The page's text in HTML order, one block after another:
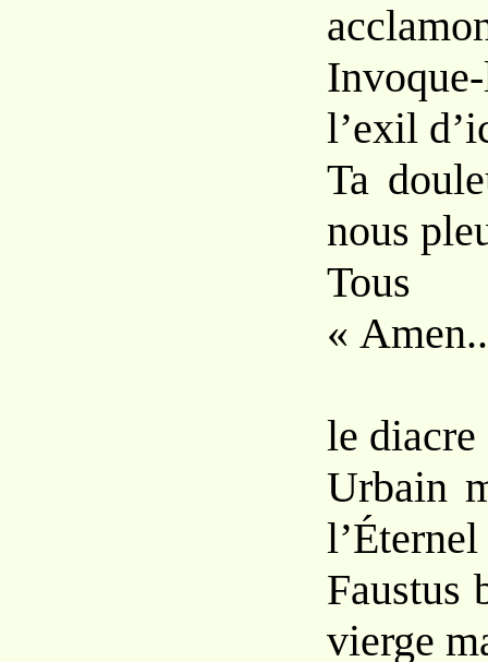
l’exil
Ta
nous
Tous
«
le
Urbain
Faustus
vierge